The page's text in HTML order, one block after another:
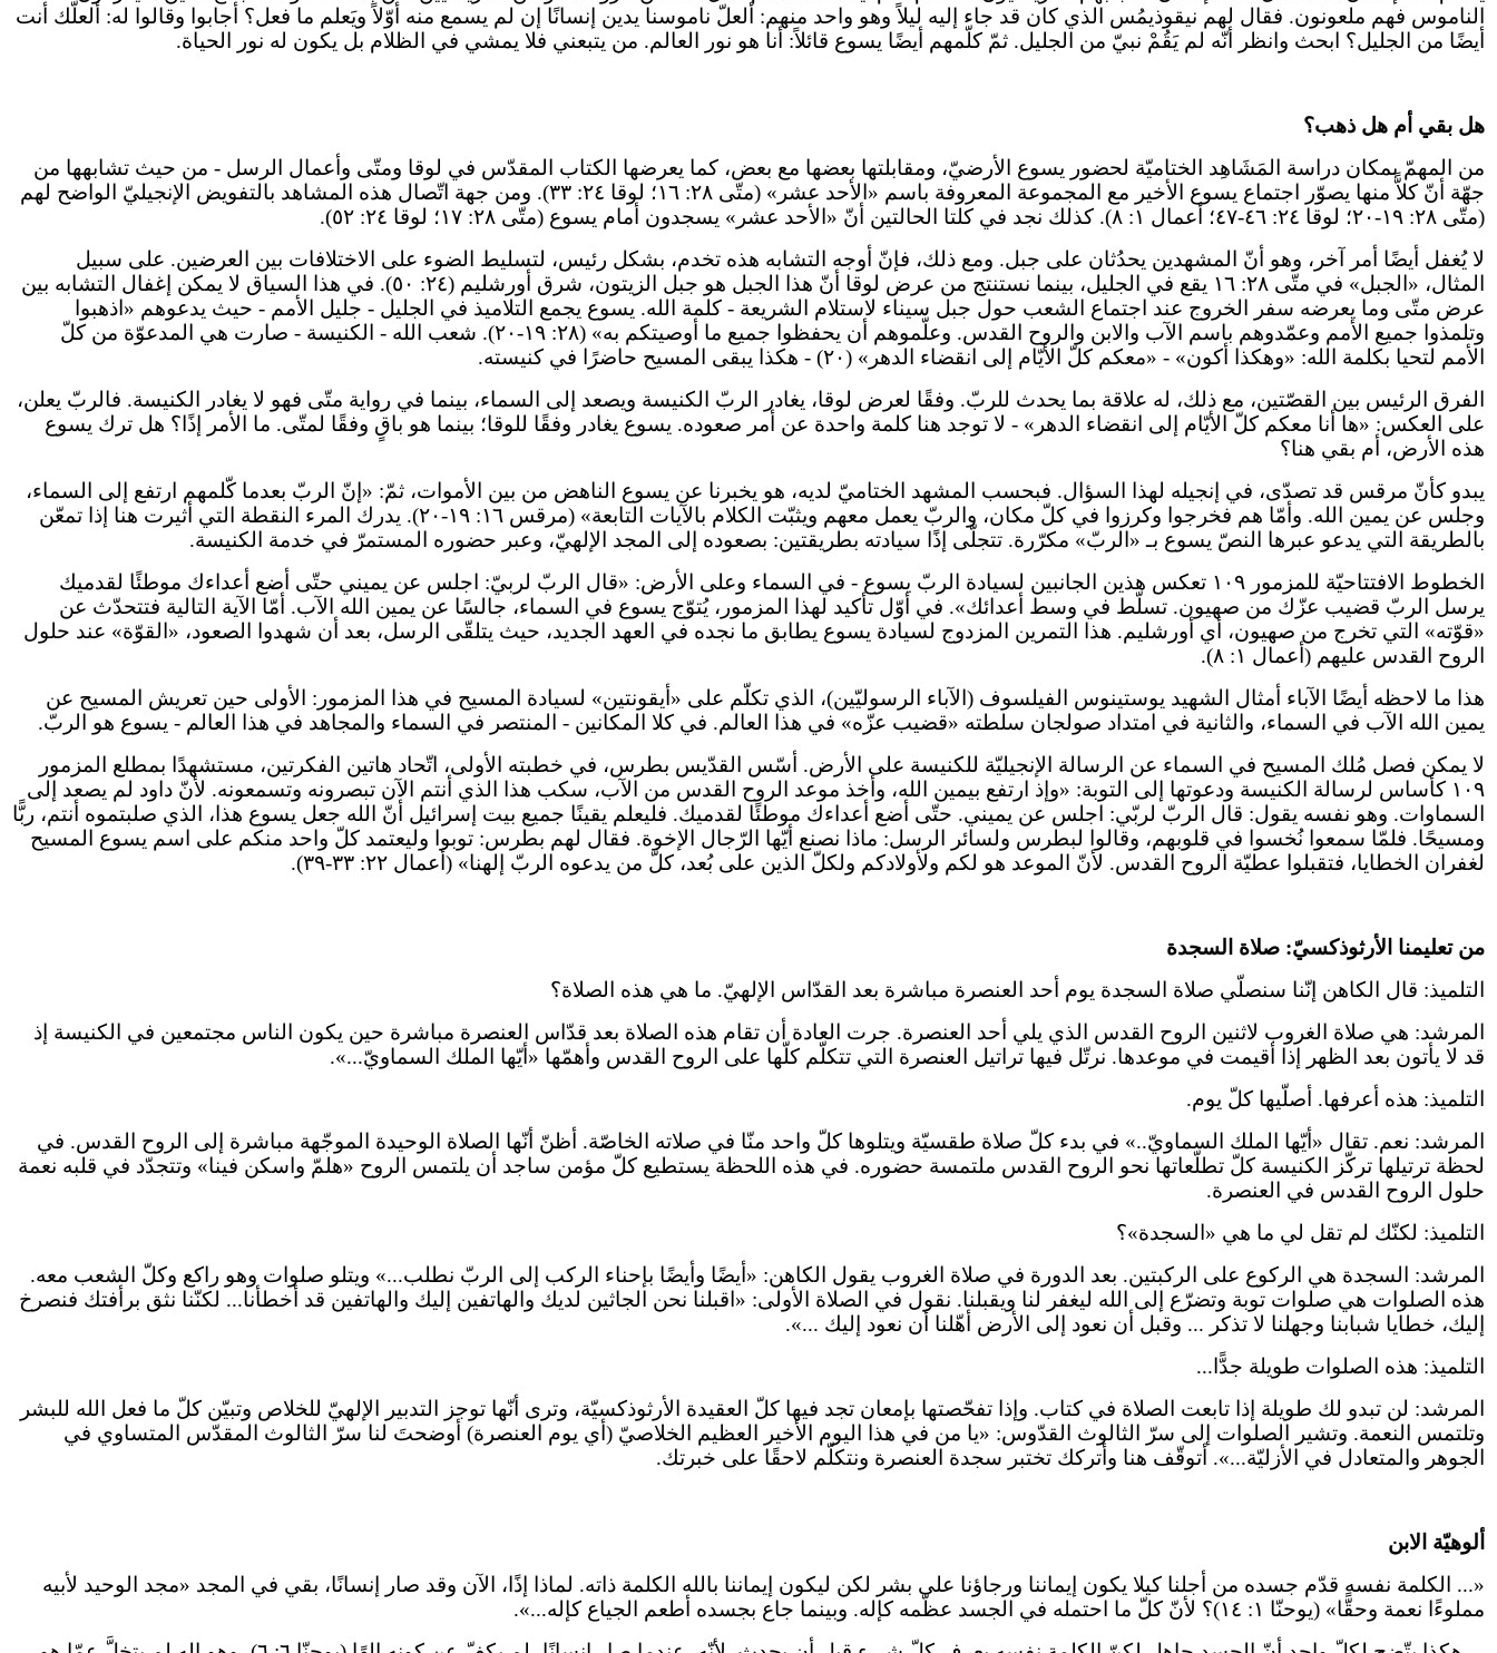
الناموس فهم ملعونون. فقال لهم نيقوذيمُس الذي كان قد جاء إليه ليلاً وهو واحد منهم: ألعلّ ناموسنا يدين إنسانًا إن لم يسمع منه أوّلاً ويَعلم ما فعل؟ أجابوا وقالوا له: ألعلّك أنت
أيضًا من الجليل؟ ابحث وانظر أنّه لم يَقُمْ نبيّ من الجليل. ثمّ كلّمهم أيضًا يسوع قائلاً: أنا هو نور العالم. من يتبعني فلا يمشي في الظلام بل يكون له نور الحياة.
هل بقي أم هل ذهب؟
من المهمّ بمكان دراسة المَشَاهِد الختاميّة لحضور يسوع الأرضيّ، ومقابلتها بعضها مع بعض، كما يعرضها الكتاب المقدّس في لوقا ومتّى وأعمال الرسل - من حيث تشابهها من
جهّة أنّ كلاًّ منها يصوّر اجتماع يسوع الأخير مع المجموعة المعروفة باسم «الأحد عشر» (متّى ٢٨: ١٦؛ لوقا ٢٤: ٣٣). ومن جهة اتّصال هذه المشاهد بالتفويض الإنجيليّ الواضح لهم
(متّى ٢٨: ١٩-٢٠؛ لوقا ٢٤: ٤٦-٤٧؛ أعمال ١: ٨). كذلك نجد في كلتا الحالتين أنّ «الأحد عشر» يسجدون أمام يسوع (متّى ٢٨: ١٧؛ لوقا ٢٤: ٥٢).
لا يُغفل أيضًا أمر آخر، وهو أنّ المشهدين يحدُثان على جبل. ومع ذلك، فإنّ أوجه التشابه هذه تخدم، بشكل رئيس، لتسليط الضوء على الاختلافات بين العرضين. على سبيل
المثال، «الجبل» في متّى ٢٨: ١٦ يقع في الجليل، بينما نستنتج من عرض لوقا أنّ هذا الجبل هو جبل الزيتون، شرق أورشليم (٢٤: ٥٠). في هذا السياق لا يمكن إغفال التشابه بين
عرض متّى وما يعرضه سفر الخروج عند اجتماع الشعب حول جبل سيناء لاستلام الشريعة - كلمة الله. يسوع يجمع التلاميذ في الجليل - جليل الأمم - حيث يدعوهم «اذهبوا
وتلمذوا جميع الأمم وعمّدوهم باسم الآب والابن والروح القدس. وعلّموهم أن يحفظوا جميع ما أوصيتكم به» (٢٨: ١٩-٢٠). شعب الله - الكنيسة - صارت هي المدعوّة من كلّ
الأمم لتحيا بكلمة الله: «وهكذا أكون» - «معكم كلّ الأيّام إلى انقضاء الدهر» (٢٠) - هكذا يبقى المسيح حاضرًا في كنيسته.
الفرق الرئيس بين القصّتين، مع ذلك، له علاقة بما يحدث للربّ. وفقًا لعرض لوقا، يغادر الربّ الكنيسة ويصعد إلى السماء، بينما في رواية متّى فهو لا يغادر الكنيسة. فالربّ يعلن،
على العكس: «ها أنا معكم كلّ الأيّام إلى انقضاء الدهر» - لا توجد هنا كلمة واحدة عن أمر صعوده. يسوع يغادر وفقًا للوقا؛ بينما هو باقٍ وفقًا لمتّى. ما الأمر إذًا؟ هل ترك يسوع
هذه الأرض، أم بقي هنا؟
يبدو كأنّ مرقس قد تصدّى، في إنجيله لهذا السؤال. فبحسب المشهد الختاميّ لديه، هو يخبرنا عن يسوع الناهض من بين الأموات، ثمّ: «إنّ الربّ بعدما كّلمهم ارتفع إلى السماء،
وجلس عن يمين الله. وأمّا هم فخرجوا وكرزوا في كلّ مكان، والربّ يعمل معهم ويثبّت الكلام بالآيات التابعة» (مرقس ١٦: ١٩-٢٠). يدرك المرء النقطة التي أثيرت هنا إذا تمعّن
بالطريقة التي يدعو عبرها النصّ يسوع بـ «الربّ» مكرّرة. تتجلّى إذًا سيادته بطريقتين: بصعوده إلى المجد الإلهيّ، وعبر حضوره المستمرّ في خدمة الكنيسة.
الخطوط الافتتاحيّة للمزمور ١٠٩ تعكس هذين الجانبين لسيادة الربّ يسوع - في السماء وعلى الأرض: «قال الربّ لربيّ: اجلس عن يميني حتّى أضع أعداءك موطئًا لقدميك
يرسل الربّ قضيب عزّك من صهيون. تسلّط في وسط أعدائك». في أوّل تأكيد لهذا المزمور، يُتوّج يسوع في السماء، جالسًا عن يمين الله الآب. أمّا الآية التالية فتتحدّث عن
«قوّته» التي تخرج من صهيون، أي أورشليم. هذا التمرين المزدوج لسيادة يسوع يطابق ما نجده في العهد الجديد، حيث يتلقّى الرسل، بعد أن شهدوا الصعود، «القوّة» عند حلول
الروح القدس عليهم (أعمال ١: ٨).
هذا ما لاحظه أيضًا الآباء أمثال الشهيد يوستينوس الفيلسوف (الآباء الرسوليّين)، الذي تكلّم على «أيقونتين» لسيادة المسيح في هذا المزمور: الأولى حين تعريش المسيح عن
يمين الله الآب في السماء، والثانية في امتداد صولجان سلطته «قضيب عزّه» في هذا العالم. في كلا المكانين - المنتصر في السماء والمجاهد في هذا العالم - يسوع هو الربّ.
لا يمكن فصل مُلك المسيح في السماء عن الرسالة الإنجيليّة للكنيسة على الأرض. أسّس القدّيس بطرس، في خطبته الأولى، اتّحاد هاتين الفكرتين، مستشهدًا بمطلع المزمور
١٠٩ كأساس لرسالة الكنيسة ودعوتها إلى التوبة: «وإذ ارتفع بيمين الله، وأخذ موعد الروح القدس من الآب، سكب هذا الذي أنتم الآن تبصرونه وتسمعونه. لأنّ داود لم يصعد إلى
السماوات. وهو نفسه يقول: قال الربّ لربّي: اجلس عن يميني. حتّى أضع أعداءك موطئًا لقدميك. فليعلم يقينًا جميع بيت إسرائيل أنّ الله جعل يسوع هذا، الذي صلبتموه أنتم، ربًّا
ومسيحًا. فلمّا سمعوا نُخسوا في قلوبهم، وقالوا لبطرس ولسائر الرسل: ماذا نصنع أيّها الرّجال الإخوة. فقال لهم بطرس: توبوا وليعتمد كلّ واحد منكم على اسم يسوع المسيح
لغفران الخطايا، فتقبلوا عطيّة الروح القدس. لأنّ الموعد هو لكم ولأولادكم ولكلّ الذين على بُعد، كلّ من يدعوه الربّ إلهنا» (أعمال ٢٢: ٣٣-٣٩).
من تعليمنا الأرثوذكسيّ: صلاة السجدة
التلميذ: قال الكاهن إنّنا سنصلّي صلاة السجدة يوم أحد العنصرة مباشرة بعد القدّاس الإلهيّ. ما هي هذه الصلاة؟
المرشد: هي صلاة الغروب لاثنين الروح القدس الذي يلي أحد العنصرة. جرت العادة أن تقام هذه الصلاة بعد قدّاس العنصرة مباشرة حين يكون الناس مجتمعين في الكنيسة إذ
قد لا يأتون بعد الظهر إذا أقيمت في موعدها. نرتّل فيها تراتيل العنصرة التي تتكلّم كلّها على الروح القدس وأهمّها «أيّها الملك السماويّ...».
التلميذ: هذه أعرفها. أصلّيها كلّ يوم.
المرشد: نعم. تقال «أيّها الملك السماويّ..» في بدء كلّ صلاة طقسيّة ويتلوها كلّ واحد منّا في صلاته الخاصّة. أظنّ أنّها الصلاة الوحيدة الموجّهة مباشرة إلى الروح القدس. في
لحظة ترتيلها تركّز الكنيسة كلّ تطلّعاتها نحو الروح القدس ملتمسة حضوره. في هذه اللحظة يستطيع كلّ مؤمن ساجد أن يلتمس الروح «هلمّ واسكن فينا» وتتجدّد في قلبه نعمة
حلول الروح القدس في العنصرة.
التلميذ: لكنّك لم تقل لي ما هي «السجدة»؟
المرشد: السجدة هي الركوع على الركبتين. بعد الدورة في صلاة الغروب يقول الكاهن: «أيضًا وأيضًا بإحناء الركب إلى الربّ نطلب...» ويتلو صلوات وهو راكع وكلّ الشعب معه.
هذه الصلوات هي صلوات توبة وتضرّع إلى الله ليغفر لنا ويقبلنا. نقول في الصلاة الأولى: «اقبلنا نحن الجاثين لديك والهاتفين إليك والهاتفين قد أخطأنا... لكنّنا نثق برأفتك فنصرخ
إليك، خطايا شبابنا وجهلنا لا تذكر ... وقبل أن نعود إلى الأرض أهّلنا أن نعود إليك ...».
التلميذ: هذه الصلوات طويلة جدًّا...
المرشد: لن تبدو لك طويلة إذا تابعت الصلاة في كتاب. وإذا تفحّصتها بإمعان تجد فيها كلّ العقيدة الأرثوذكسيّة، وترى أنّها توجز التدبير الإلهيّ للخلاص وتبيّن كلّ ما فعل الله للبشر
وتلتمس النعمة. وتشير الصلوات إلى سرّ الثالوث القدّوس: «يا من في هذا اليوم الأخير العظيم الخلاصيّ (أي يوم العنصرة) أوضحتَ لنا سرّ الثالوث المقدّس المتساوي في
الجوهر والمتعادل في الأزليّة...». أتوقّف هنا وأتركك تختبر سجدة العنصرة ونتكلّم لاحقًا على خبرتك.
ألوهيّة الابن
«... الكلمة نفسه قدّم جسده من أجلنا كيلا يكون إيماننا ورجاؤنا على بشر لكن ليكون إيماننا بالله الكلمة ذاته. لماذا إذًا، الآن وقد صار إنسانًا، بقي في المجد «مجد الوحيد لأبيه
مملوءًا نعمة وحقًّا» (يوحنّا ١: ١٤)؟ لأنّ كلّ ما احتمله في الجسد عظّمه كإله. وبينما جاع بجسده أطعم الجياع كإله...».